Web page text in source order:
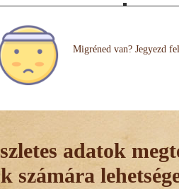
Migréned van? Jegyezd
adatok
számára